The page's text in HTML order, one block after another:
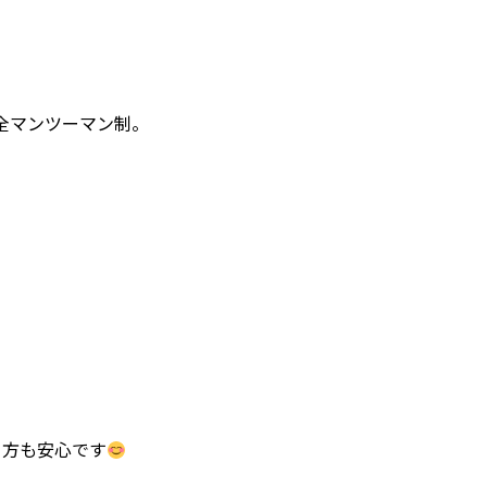
ンツーマン制。
も安心です